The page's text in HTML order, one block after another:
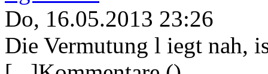
Do, 16.05.2013 23:26
Die Vermutung l iegt nah,